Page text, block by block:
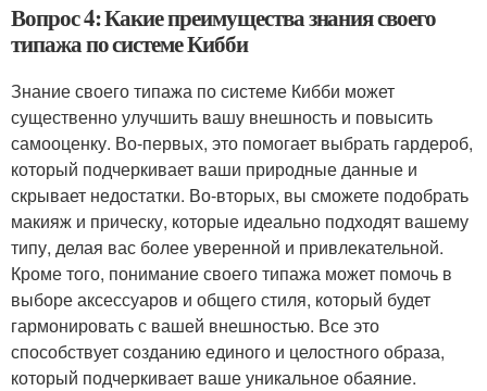
Вопрос 4: Какие преимущества знания своего
типажа по системе Кибби
Знание своего типажа по системе Кибби может
существенно улучшить вашу внешность и повысить
самооценку. Во-первых, это помогает выбрать гардероб,
который подчеркивает ваши природные данные и
скрывает недостатки. Во-вторых, вы сможете подобрать
макияж и прическу, которые идеально подходят вашему
типу, делая вас более уверенной и привлекательной.
Кроме того, понимание своего типажа может помочь в
выборе аксессуаров и общего стиля, который будет
гармонировать с вашей внешностью. Все это
способствует созданию единого и целостного образа,
который подчеркивает ваше уникальное обаяние.